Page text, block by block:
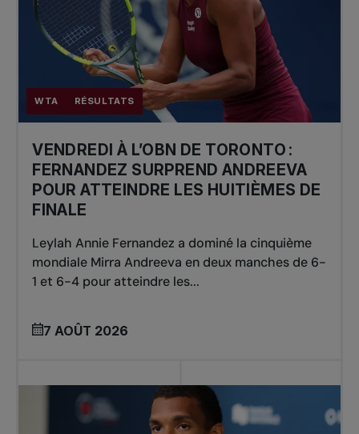
WTA RÉSULTATS
VENDREDI À L’OBN DE TORONTO :
FERNANDEZ SURPREND ANDREEVA
POUR ATTEINDRE LES HUITIÈMES DE
FINALE
Leylah Annie Fernandez a dominé la cinquième
mondiale Mirra Andreeva en deux manches de 6-
1 et 6-4 pour atteindre les...
7 AOÛT 2026